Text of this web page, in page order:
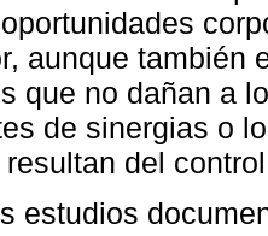
aunque también
que no dañan a
de sinergias o
del
estudios